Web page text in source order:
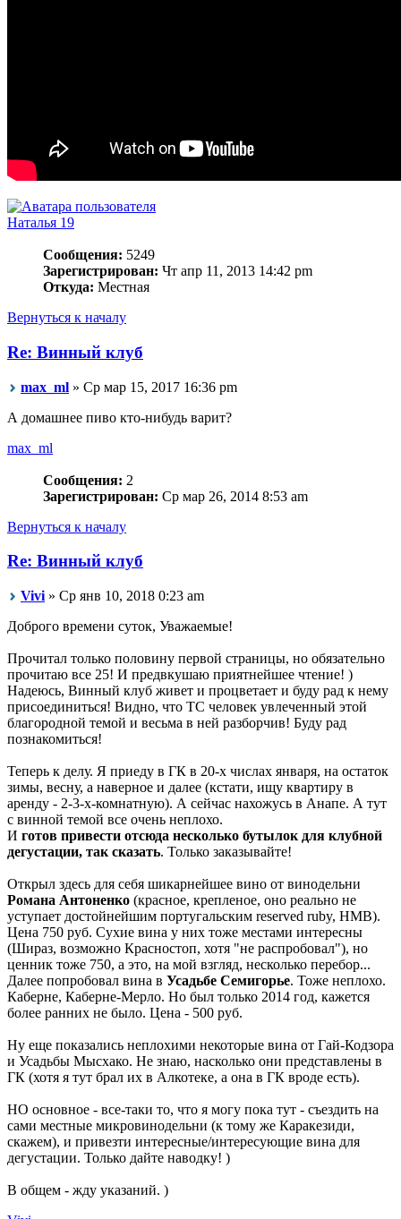
Наталья 19
Сообщения: 5249
Зарегистрирован: Чт апр 11, 2013 14:42 pm
Откуда: Местная
Вернуться к началу
Re: Винный клуб
max_ml » Ср мар 15, 2017 16:36 pm
А домашнее пиво кто-нибудь варит?
max_ml
Сообщения: 2
Зарегистрирован: Ср мар 26, 2014 8:53 am
Вернуться к началу
Re: Винный клуб
Vivi » Ср янв 10, 2018 0:23 am
Доброго времени суток, Уважаемые!
Прочитал только половину первой страницы, но обязательно
прочитаю все 25! И предвкушаю приятнейшее чтение! )
Надеюсь, Винный клуб живет и процветает и буду рад к нему
присоединиться! Видно, что ТС человек увлеченный этой
благородной темой и весьма в ней разборчив! Буду рад
познакомиться!
Теперь к делу. Я приеду в ГК в 20-х числах января, на остаток
зимы, весну, а наверное и далее (кстати, ищу квартиру в
аренду - 2-3-х-комнатную). А сейчас нахожусь в Анапе. А тут
с винной темой все очень неплохо.
И готов привести отсюда несколько бутылок для клубной
дегустации, так сказать. Только заказывайте!
Открыл здесь для себя шикарнейшее вино от винодельни
Романа Антоненко (красное, крепленое, оно реально не
уступает достойнейшим португальским reserved ruby, НМВ).
Цена 750 руб. Сухие вина у них тоже местами интересны
(Шираз, возможно Красностоп, хотя "не распробовал"), но
ценник тоже 750, а это, на мой взгляд, несколько перебор...
Далее попробовал вина в Усадьбе Семигорье. Тоже неплохо.
Каберне, Каберне-Мерло. Но был только 2014 год, кажется
более ранних не было. Цена - 500 руб.
Ну еще показались неплохими некоторые вина от Гай-Кодзора
и Усадьбы Мысхако. Не знаю, насколько они представлены в
ГК (хотя я тут брал их в Алкотеке, а она в ГК вроде есть).
НО основное - все-таки то, что я могу пока тут - съездить на
сами местные микровинодельни (к тому же Каракезиди,
скажем), и привезти интересные/интересующие вина для
дегустации. Только дайте наводку! )
В общем - жду указаний. )